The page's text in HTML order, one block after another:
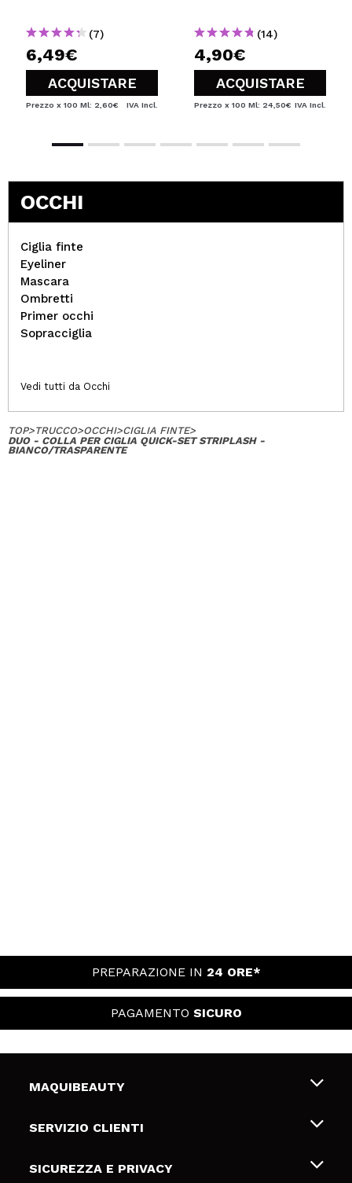
(7)
6,49€
ACQUISTARE
Prezzo x 100 Ml: 2,60€ IVA Incl.
(14)
4,90€
ACQUISTARE
Prezzo x 100 Ml: 24,50€ IVA Incl.
OCCHI
Ciglia finte
Eyeliner
Mascara
Ombretti
Primer occhi
Sopracciglia
Vedi tutti da Occhi
TOP>TRUCCO>OCCHI>CIGLIA FINTE>
DUO - COLLA PER CIGLIA QUICK-SET STRIPLASH -
BIANCO/TRASPARENTE
PREPARAZIONE IN 24 ORE*
PAGAMENTO SICURO
MAQUIBEAUTY
Chi siamo
Gift Cards
SERVIZIO CLIENTI
Spedizioni & Resi
SICUREZZA E PRIVACY